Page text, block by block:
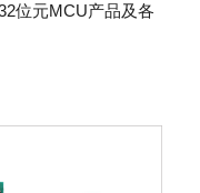
位元MCU产品及各